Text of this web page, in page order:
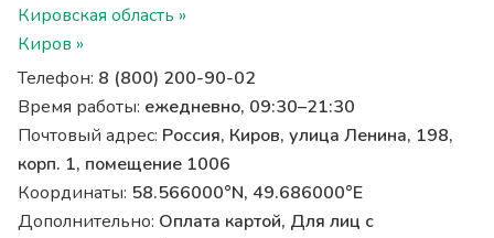
Кировская область »
Киров »
Телефон: 8 (800) 200-90-02
Время работы: ежедневно, 09:30–21:30
Почтовый адрес: Россия, Киров, улица Ленина, 198,
корп. 1, помещение 1006
Координаты: 58.566000°N, 49.686000°E
Дополнительно: Оплата картой, Для лиц с